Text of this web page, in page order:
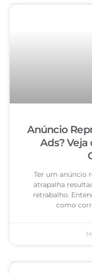
Anúncio
Ads? Veja
Ter um anúncio
atrapalha
retrabalho.
como